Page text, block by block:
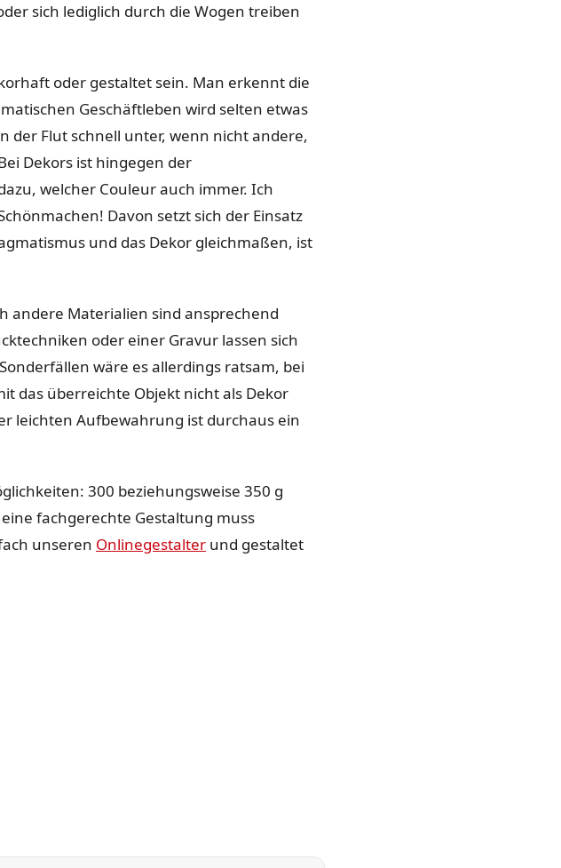
sich lediglich durch die Wogen treiben
oder gestaltet sein. Man erkennt die
Geschäftleben wird selten etwas
der Flut schnell unter, wenn nicht andere,
Dekors ist hingegen der
welcher Couleur auch immer. Ich
Davon setzt sich der Einsatz
und das Dekor gleichmaßen, ist
andere Materialien sind ansprechend
oder einer Gravur lassen sich
wäre es allerdings ratsam, bei
das überreichte Objekt nicht als Dekor
leichten Aufbewahrung ist durchaus ein
300 beziehungsweise 350 g
fachgerechte Gestaltung muss
unseren Onlinegestalter und gestaltet